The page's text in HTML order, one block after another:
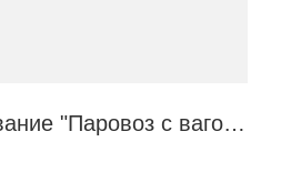
Игровое оборудование "Паровоз с вагончиком"